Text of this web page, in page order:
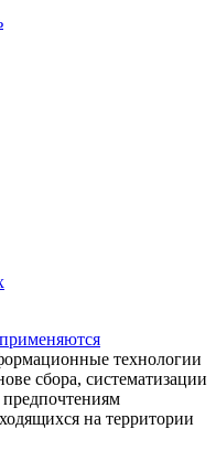
применяются
технологии
сбора, систематизации
на территории